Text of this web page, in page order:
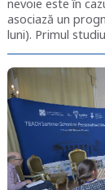
nevoie este în
asociază un
luni). Primul